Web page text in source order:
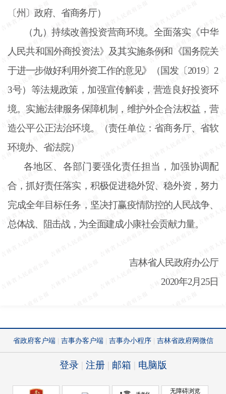
〔州〕政府、省商务厅）
（九）持续改善投资营商环境。全面落实《中华
人民共和国外商投资法》及其实施条例和《国务院关
于进一步做好利用外资工作的意见》（国发〔2019〕2
3号）等法规政策，加强宣传解读，营造良好投资环
境。实施法律服务保障机制，维护外企合法权益，营
造公平公正法治环境。（责任单位：省商务厅、省软
环境办、省法院）
各地区、各部门要强化责任担当，加强协调配
合，抓好责任落实，积极促进稳外贸、稳外资，努力
完成全年目标任务，坚决打赢疫情防控的人民战争、
总体战、阻击战，为全面建成小康社会贡献力量。
吉林省人民政府办公厅
2020年2月25日